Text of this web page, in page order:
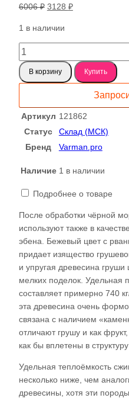
6006₽ Первоначальная
составляла
6006 ₽.
3128 ₽Текущая
1 в наличии
Количество
товара
Груша
доска
В корзину Купить
Артикул 121862
Статус
Склад (МСК)
Бренд
Varman.pro
Наличие 1 в наличии
Подробнее о товаре
После обработки чёрной
используют также в
эбена. Бежевый цвет с
придает изящество
и упругая древесина
мелких поделок. Удельная
составляет примерно 740
эта древесина очень
связана с наличием
отличают грушу и как
как бы вплетены в
Удельная теплоёмкость
несколько ниже, чем
древесины, хотя эти